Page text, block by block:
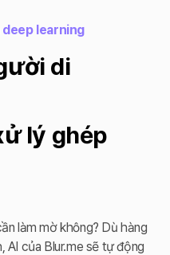
learning
di
lý ghép
làm mờ không? Dù hàng
AI của Blur.me sẽ tự động